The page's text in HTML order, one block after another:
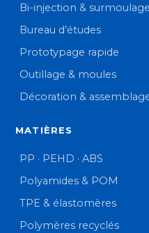
Bi-injection & surmoulage
Bureau d’études
Prototypage rapide
Outillage & moules
Décoration &
MATIÈRES
PP · PEHD · ABS
Polyamides & POM
TPE & élastomères
Polymères recyclés